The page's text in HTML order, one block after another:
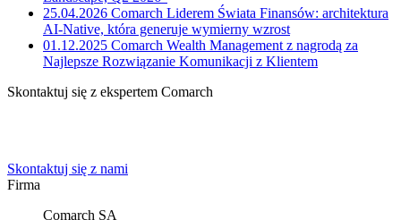
25.04.2026 Comarch Liderem Świata Finansów: architektura
AI-Native, która generuje wymierny wzrost
01.12.2025 Comarch Wealth Management z nagrodą za
Najlepsze Rozwiązanie Komunikacji z Klientem
Skontaktuj się z ekspertem Comarch
Skontaktuj się z nami
Firma
Comarch SA